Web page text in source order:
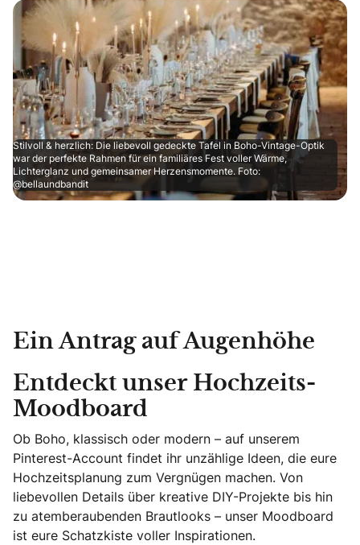
Stilvoll & herzlich: Die liebevoll gedeckte Tafel in Boho-Vintage-Optik
war der perfekte Rahmen für ein familiäres Fest voller Wärme,
Lichterglanz und gemeinsamer Herzensmomente. Foto:
@bellaundbandit
Ein Antrag auf Augenhöhe
Entdeckt unser Hochzeits-
Moodboard
Ob Boho, klassisch oder modern – auf unserem
Pinterest-Account findet ihr unzählige Ideen, die eure
Hochzeitsplanung zum Vergnügen machen. Von
liebevollen Details über kreative DIY-Projekte bis hin
zu atemberaubenden Brautlooks – unser Moodboard
ist eure Schatzkiste voller Inspirationen.